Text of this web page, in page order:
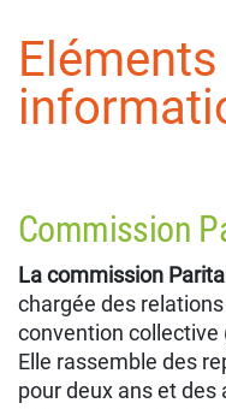
Commission
La commission
chargée des
convention collective
Elle rassemble des
pour deux ans et